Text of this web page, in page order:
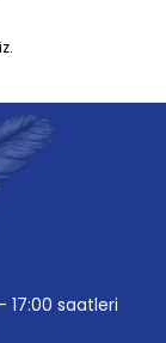
17:00 saatleri